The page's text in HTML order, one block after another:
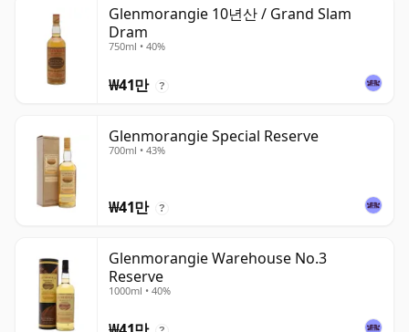
Glenmorangie 10년산 / Grand Slam
Dram
750ml • 40%
₩41만 ?
Glenmorangie Special Reserve
700ml • 43%
₩41만 ?
Glenmorangie Warehouse No.3
Reserve
1000ml • 40%